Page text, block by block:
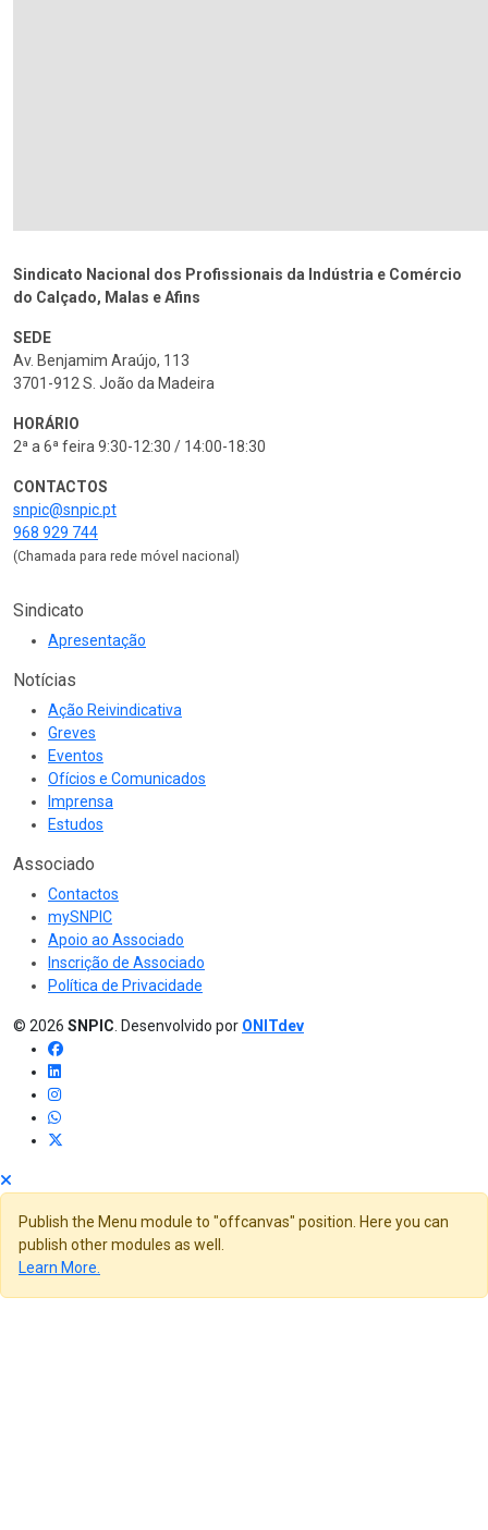
Sindicato Nacional dos Profissionais da Indústria e Comércio
do Calçado, Malas e Afins
SEDE
Av. Benjamim Araújo, 113
3701-912 S. João da Madeira
HORÁRIO
2ª a 6ª feira 9:30-12:30 / 14:00-18:30
CONTACTOS
snpic@snpic.pt
968 929 744
(Chamada para rede móvel nacional)
Sindicato
Apresentação
Notícias
Ação Reivindicativa
Greves
Eventos
Ofícios e Comunicados
Imprensa
Estudos
Associado
Contactos
mySNPIC
Apoio ao Associado
Inscrição de Associado
Política de Privacidade
© 2026 SNPIC . Desenvolvido por ONITdev
Publish the Menu module to "offcanvas" position. Here you can
publish other modules as well.
Learn More.